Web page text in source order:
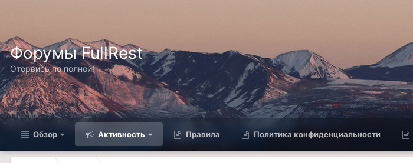
Форумы FullRest
Оторвись по полной!
Обзор Активность Правила Политика конфиденциальности